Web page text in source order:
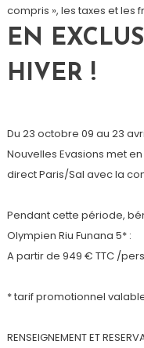
compris », les taxes et les
EN
HIVER !
Du 23 octobre 09 au 23
Nouvelles Evasions met
direct Paris/Sal avec la
Pendant cette période,
Olympien Riu Funana 5* :
A partir de 949 € TTC /
* tarif promotionnel
RENSEIGNEMENT ET